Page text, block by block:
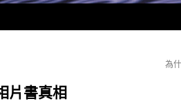
為
片書真相